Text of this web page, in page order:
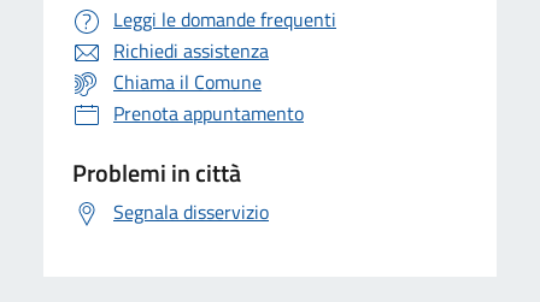
Leggi le domande frequenti
Richiedi assistenza
Chiama il Comune
Prenota appuntamento
Problemi in città
Segnala disservizio